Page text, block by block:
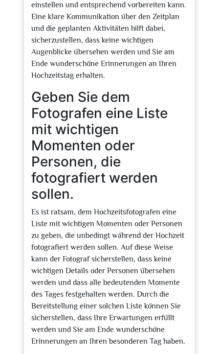
einstellen und entsprechend vorbereiten kann.
Eine klare Kommunikation über den Zeitplan
und die geplanten Aktivitäten hilft dabei,
sicherzustellen, dass keine wichtigen
Augenblicke übersehen werden und Sie am
Ende wunderschöne Erinnerungen an Ihren
Hochzeitstag erhalten.
Geben Sie dem
Fotografen eine Liste
mit wichtigen
Momenten oder
Personen, die
fotografiert werden
sollen.
Es ist ratsam, dem Hochzeitsfotografen eine
Liste mit wichtigen Momenten oder Personen
zu geben, die unbedingt während der Hochzeit
fotografiert werden sollen. Auf diese Weise
kann der Fotograf sicherstellen, dass keine
wichtigen Details oder Personen übersehen
werden und dass alle bedeutenden Momente
des Tages festgehalten werden. Durch die
Bereitstellung einer solchen Liste können Sie
sicherstellen, dass Ihre Erwartungen erfüllt
werden und Sie am Ende wunderschöne
Erinnerungen an Ihren besonderen Tag haben.